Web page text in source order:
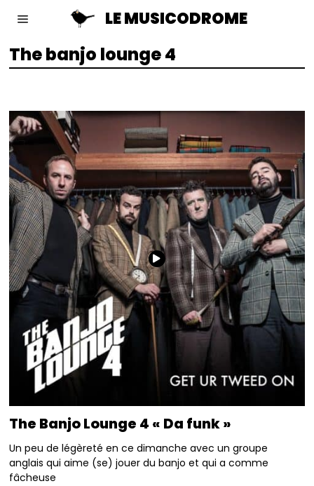
LE MUSICODROME
The banjo lounge 4
The Banjo Lounge 4 « Da funk »
Un peu de légèreté en ce dimanche avec un groupe
anglais qui aime (se) jouer du banjo et qui a comme
fâcheuse